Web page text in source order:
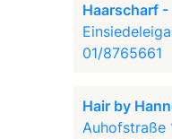
Haarscharf
01/8765661
Hair by
Auhofstraße